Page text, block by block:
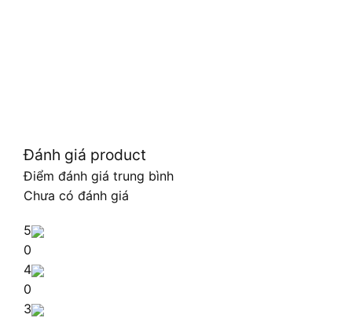
Đánh giá product
Điểm đánh giá trung bình
Chưa có đánh giá
5
0
4
0
3